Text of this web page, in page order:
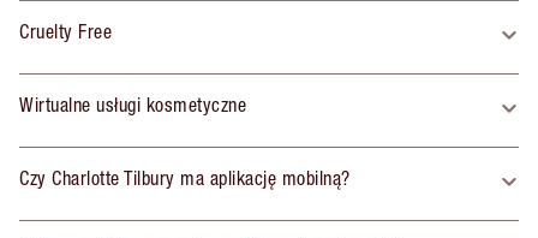
Cruelty Free
Wirtualne usługi kosmetyczne
Czy Charlotte Tilbury ma aplikację mobilną?